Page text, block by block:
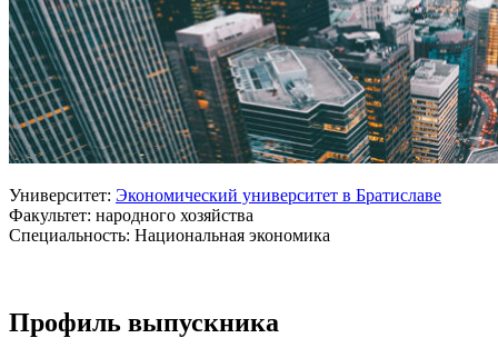
Университет: Экономический университет в Братиславе
Факультет: народного хозяйства
Специальность: Национальная экономика
Профиль выпускника